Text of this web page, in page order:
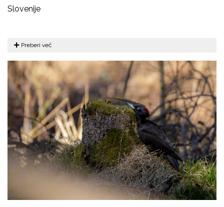
Slovenije
Preberi več